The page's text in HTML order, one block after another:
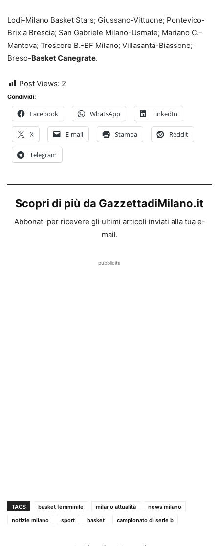
Lodi-Milano Basket Stars; Giussano-Vittuone; Pontevico-
Brixia Brescia; San Gabriele Milano-Usmate; Mariano C.-
Mantova; Trescore B.-BF Milano; Villasanta-Biassono;
Breso-Basket Canegrate.
Post Views: 2
Condividi:
Facebook WhatsApp LinkedIn
X E-mail Stampa Reddit
Telegram
Scopri di più da GazzettadiMilano.it
Abbonati per ricevere gli ultimi articoli inviati alla tua e-
mail.
pubblicità
TAGS basket femminile milano attualità
news milano
notizie milano
sport basket campionato di serie b